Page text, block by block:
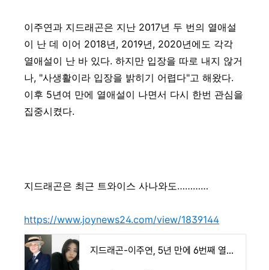
이주연과 지드래곤은 지난 2017년 두 번의 열애설
이 난 데 이어 2018년, 2019년, 2020년에도 각각
열애설이 난 바 있다. 하지만 입장을 따로 내지 않거
나, "사생활이라 입장을 밝히기 어렵다"고 해왔다.
이후 5년여 만에 열애설이 나면서 다시 한번 관심을
집중시켰다.
지드래곤은 최근 트와이스 사나와도…………
https://www.joynews24.com/view/1839144
지드래곤-이주연, 5년 만에 6번째 열애설⋯소속사는 묵묵부답